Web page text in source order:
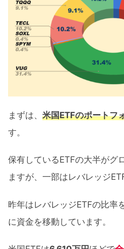
まずは、 米国ETFのポートフ
す。
保有しているETFの大半がグ
ますが、一部はレバレッジ
昨年はレバレッジETFの比率
に資金を移動しています。